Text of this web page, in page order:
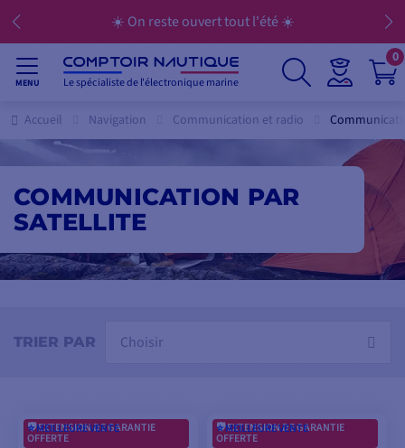
☀️ On reste ouvert tout l'été ☀️
MENU Le spécialiste de l'électronique marine
0
Accueil Navigation Communication et radio
COMMUNICATION PAR
SATELLITE
TRIER PAR Choisir
⭐️ MEILLEURE VENTE
EXTENSION DE GARANTIE
OFFERTE
⭐️ MEILLEURE VENTE
EXTENSION DE GARANTIE
OFFERTE